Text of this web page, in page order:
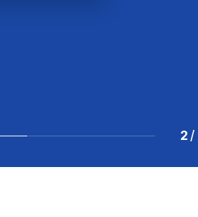
2 /